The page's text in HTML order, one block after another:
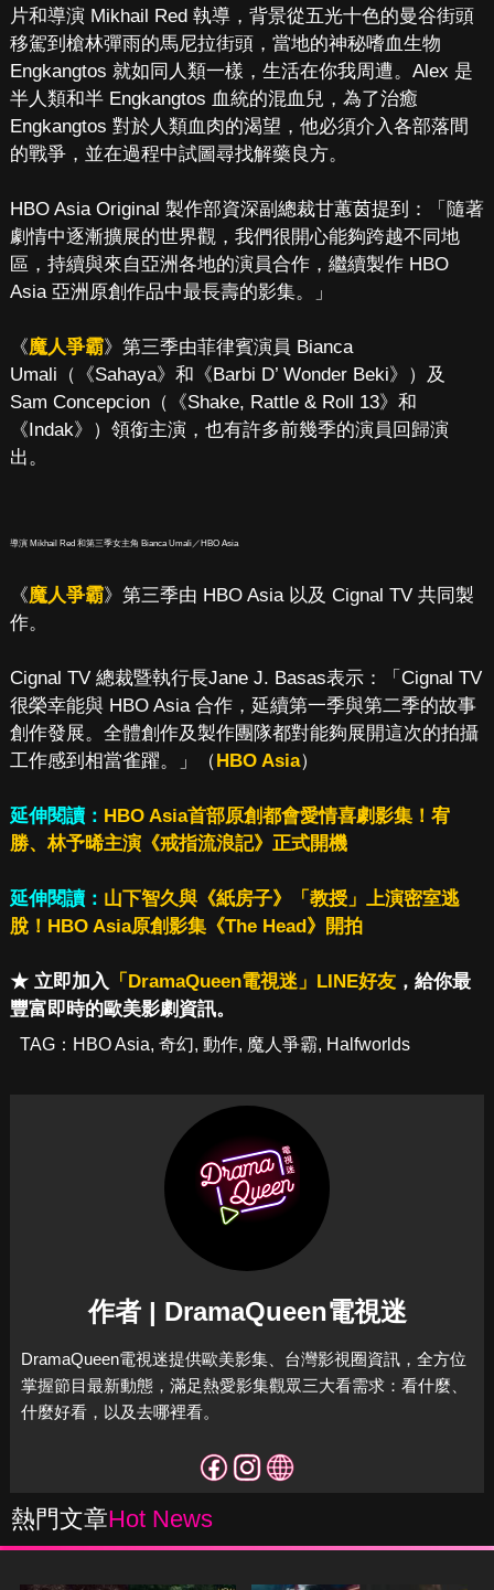
片和導演 Mikhail Red 執導，背景從五光十色的曼谷街頭
移駕到槍林彈雨的馬尼拉街頭，當地的神秘嗜血生物
Engkangtos 就如同人類一樣，生活在你我周遭。Alex 是
半人類和半 Engkangtos 血統的混血兒，為了治癒
Engkangtos 對於人類血肉的渴望，他必須介入各部落間
的戰爭，並在過程中試圖尋找解藥良方。
HBO Asia Original 製作部資深副總裁甘蕙茵提到：「隨著
劇情中逐漸擴展的世界觀，我們很開心能夠跨越不同地
區，持續與來自亞洲各地的演員合作，繼續製作 HBO
Asia 亞洲原創作品中最長壽的影集。」
《魔人爭霸》第三季由菲律賓演員 Bianca
Umali（《Sahaya》和《Barbi D’ Wonder Beki》）及
Sam Concepcion（《Shake, Rattle & Roll 13》和
《Indak》）領銜主演，也有許多前幾季的演員回歸演
出。
導演 Mikhail Red 和第三季女主角 Bianca Umali／HBO Asia
《魔人爭霸》第三季由 HBO Asia 以及 Cignal TV 共同製
作。
Cignal TV 總裁暨執行長Jane J. Basas表示：「Cignal TV
很榮幸能與 HBO Asia 合作，延續第一季與第二季的故事
創作發展。全體創作及製作團隊都對能夠展開這次的拍攝
工作感到相當雀躍。」（HBO Asia）
延伸閱讀： HBO Asia首部原創都會愛情喜劇影集！宥
勝、林予晞主演《戒指流浪記》正式開機
延伸閱讀： 山下智久與《紙房子》「教授」上演密室逃
脫！HBO Asia原創影集《The Head》開拍
★ 立即加入 「DramaQueen電視迷」LINE好友，給你最
豐富即時的歐美影劇資訊。
TAG： HBO Asia, 奇幻, 動作, 魔人爭霸, Halfworlds
作者 | DramaQueen電視迷
DramaQueen電視迷提供歐美影集、台灣影視圈資訊，全方位
掌握節目最新動態，滿足熱愛影集觀眾三大看需求：看什麼、
什麼好看，以及去哪裡看。
熱門文章Hot News